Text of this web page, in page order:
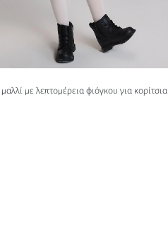
με λεπτομέρεια φιόγκου για κορίτσια